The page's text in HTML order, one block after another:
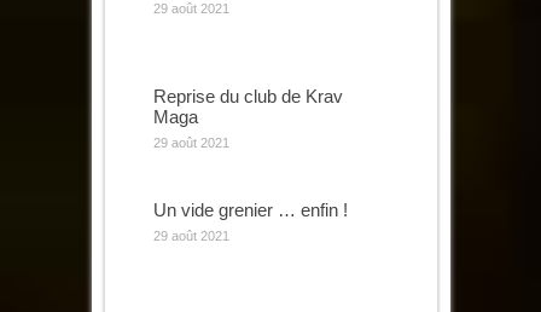
29 août 2021
Reprise du club de Krav
Maga
29 août 2021
Un vide grenier … enfin !
29 août 2021